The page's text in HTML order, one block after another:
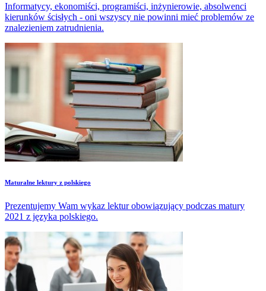
Informatycy, ekonomiści, programiści, inżynierowie, absolwenci
kierunków ścisłych - oni wszyscy nie powinni mieć problemów ze
znalezieniem zatrudnienia.
Maturalne lektury z polskiego
Prezentujemy Wam wykaz lektur obowiązujący podczas matury
2021 z języka polskiego.